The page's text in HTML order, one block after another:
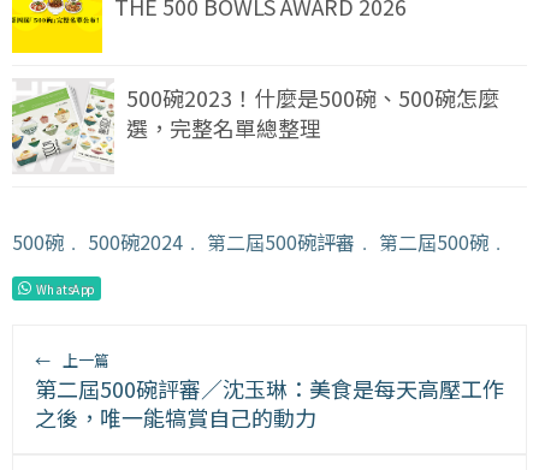
500碗2023！什麼是500碗、500碗怎麼
選，完整名單總整理
500碗 ﹒ 500碗2024 ﹒ 第二屆500碗評審 ﹒ 第二屆500碗 ﹒
WhatsApp
← 上一篇
第二屆500碗評審／沈玉琳：美食是每天高壓工作
之後，唯一能犒賞自己的動力